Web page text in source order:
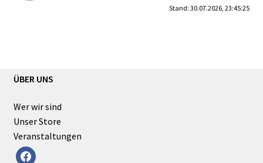
Stand: 30.07.2026, 23:45:25
ÜBER UNS
Wer wir sind
Unser Store
Veranstaltungen
facebook